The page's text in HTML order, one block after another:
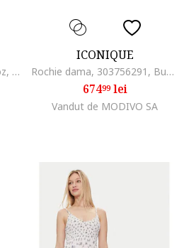
Rochie de vara dama alb, roz, material usor
ICONIQUE
Rochie dama, 303756291, Bumbac, Alb, Alb
67499lei
Vandut de MODIVO SA